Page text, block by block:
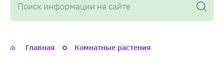
Главная Комнатные растения